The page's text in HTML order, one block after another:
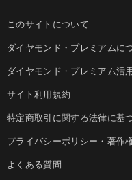
このサイトについて
ダイヤモンド・プレミアムに
ダイヤモンド・プレミアム活
サイト利用規約
特定商取引に関する法律に基
プライバシーポリシー・著作
よくある質問